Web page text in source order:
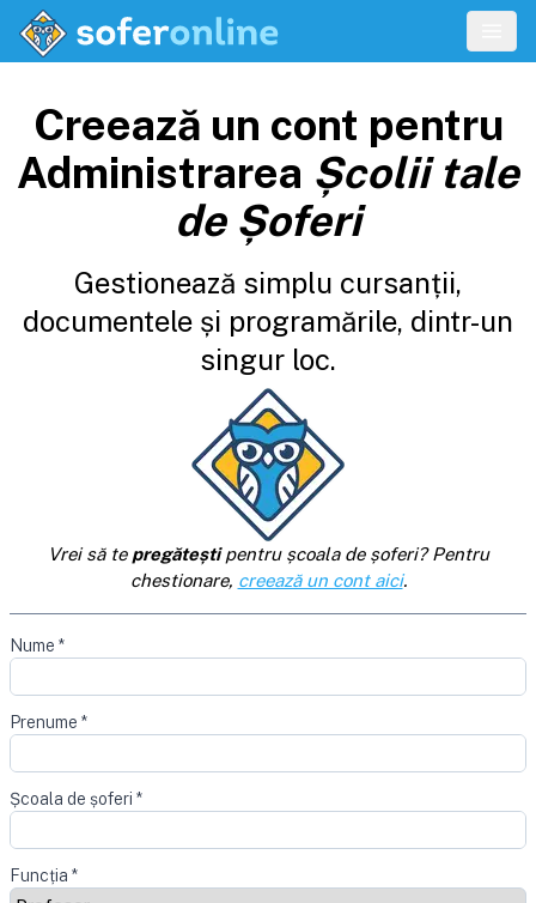
Creează un cont pentru
Administrarea Școlii tale
de Șoferi
Gestionează simplu cursanții,
documentele și programările, dintr-un
singur loc.
Vrei să te pregăteștipentru școala de șoferi? Pentru
chestionare, creează un cont aici.
Nume *
Prenume *
Școala de șoferi *
Funcția *